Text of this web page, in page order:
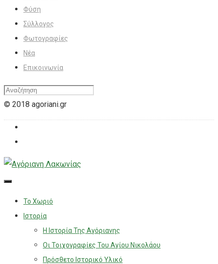
Φύση
Σύλλογος
Φωτογραφίες
Νέα
Επικοινωνία
© 2018 agoriani.gr
Το Χωριό
Ιστορία
Η Ιστορία Της Αγόριανης
Οι Τοιχογραφίες Του Αγίου Νικολάου
Πρόσθετο Ιστορικό Υλικό